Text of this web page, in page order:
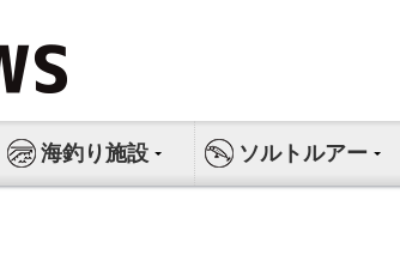
海釣り施設 ソルトルアー